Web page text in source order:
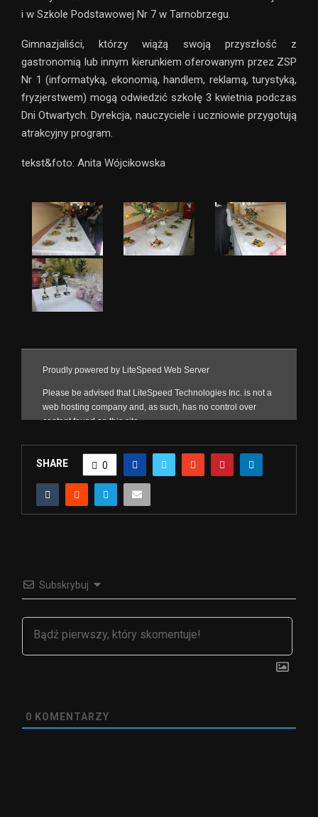
i w Szkole Podstawowej Nr 7 w Tarnobrzegu.
Gimnazjaliści, którzy wiążą swoją przyszłość z
gastronomią lub innym kierunkiem oferowanym przez ZSP
Nr 1 (informatyką, ekonomią, handlem, reklamą, turystyką,
fryzjerstwem) mogą odwiedzić szkołę 3 kwietnia podczas
Dni Otwartych. Dyrekcja, nauczyciele i uczniowie przygotują
atrakcyjny program.
tekst&foto: Anita Wójcikowska
SHARE 0
Subskrybuj
0 KOMENTARZY